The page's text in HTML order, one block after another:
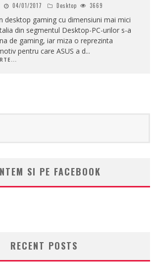
04/01/2017 Desktop 3669
desktop gaming cu dimensiuni mai mici
din segmentul Desktop-PC-urilor s-a
de gaming, iar miza o reprezinta
pentru care ASUS a d...
SI PE FACEBOOK
RECENT POSTS